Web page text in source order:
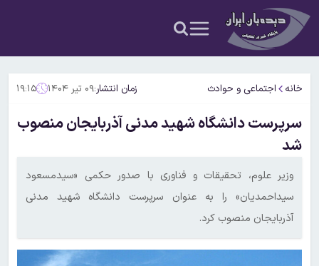
خانه اجتماعی و حوادث زمان انتشار:۰۹ تیر ۱۴۰۴ ۱۹:۱۵
سرپرست دانشگاه شهید مدنی آذربایجان منصوب
شد
وزیر علوم، تحقیقات و فناوری با صدور حکمی «سیدمسعود
سیداحمدیان» را به عنوان سرپرست دانشگاه شهید مدنی
آذربایجان منصوب کرد.